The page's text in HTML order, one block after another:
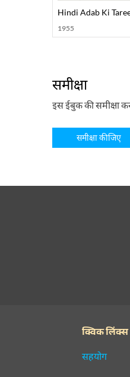
Hindi Adab Ki
1955
समीक्षा
इस ईबुक की समीक्षा
समीक्षा कीजिए
क्विक लिंक्स
सहयोग